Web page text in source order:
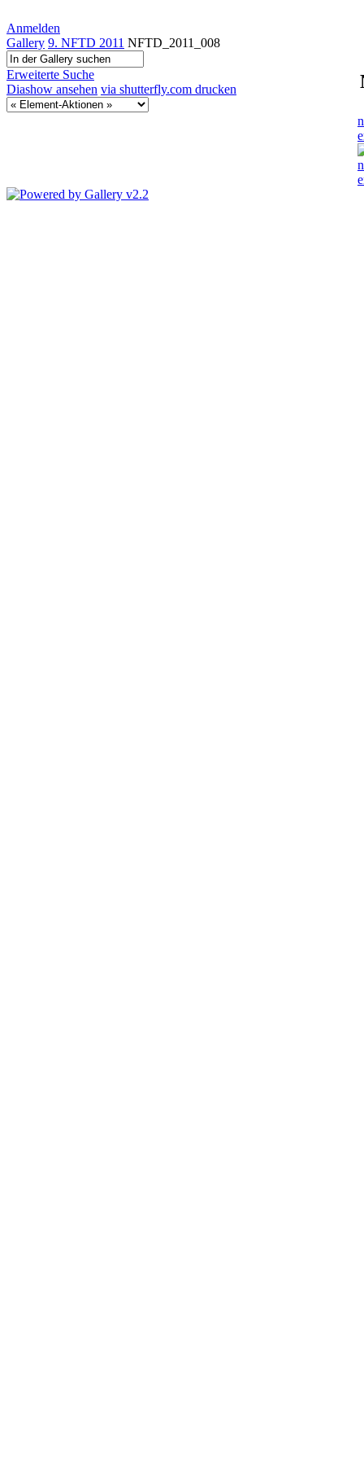
Anmelden
Gallery 9. NFTD 2011 NFTD_2011_008
Erweiterte Suche
Diashow ansehen via shutterfly.com drucken